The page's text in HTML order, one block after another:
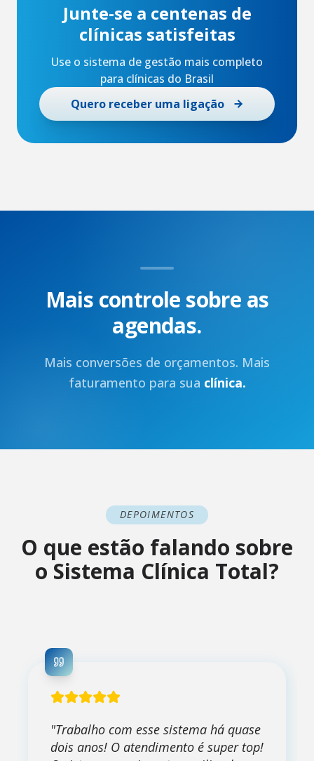
Junte-se a centenas de
clínicas satisfeitas
Use o sistema de gestão mais completo
para clínicas do Brasil
Quero receber uma ligação
Mais controle sobre as
agendas.
Mais conversões de orçamentos. Mais
faturamento para sua clínica.
DEPOIMENTOS
O que estão falando sobre
o Sistema Clínica Total?
"Trabalho com esse sistema há quase
dois anos! O atendimento é super top!